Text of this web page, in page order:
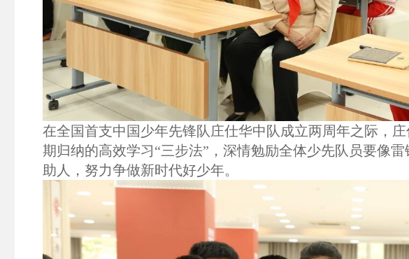
在全国首支中国少年先锋队庄仕华中队成立两周年之际，
期归纳的高效学习“三步法”，深情勉励全体少先队员要像
助人，努力争做新时代好少年。